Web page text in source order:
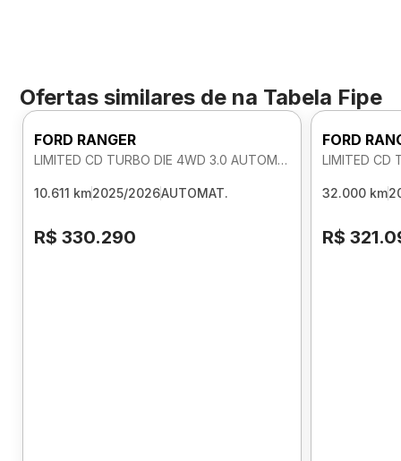
Ofertas similares de na Tabela Fipe
FORD RANGER
LIMITED CD TURBO DIE 4WD 3.0 AUTOMATICO
10.611 km2025/2026AUTOMAT.
R$ 330.290
FORD
32.000 km
R$